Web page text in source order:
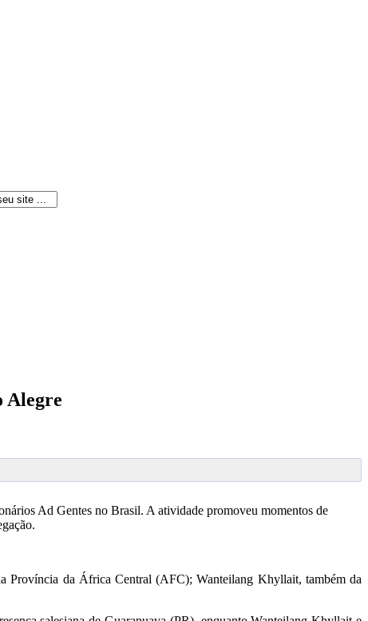
Alegre
Ad Gentes no Brasil. A atividade promoveu momentos de
Província da África Central (AFC); Wanteilang Khyllait, também da